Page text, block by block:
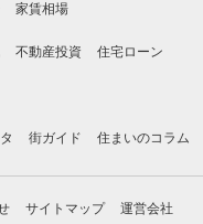
家賃相場
不動産投資 住宅ローン
街ガイド 住まいのコラム
サイトマップ 運営会社